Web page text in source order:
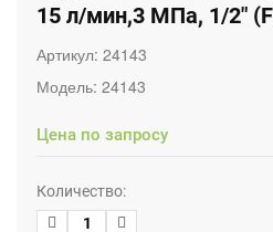
15 л/мин,3 МПа, 1/2"
Артикул: 24143
Модель: 24143
Цена по запросу
Количество: